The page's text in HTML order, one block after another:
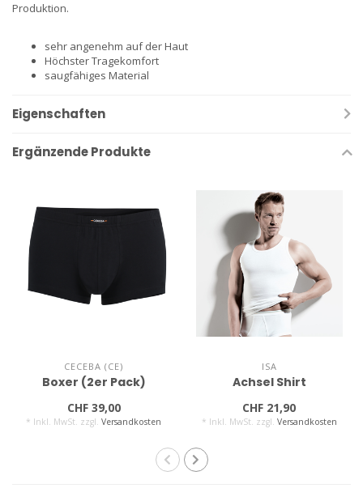
Produktion.
sehr angenehm auf der Haut
Höchster Tragekomfort
saugfähiges Material
Eigenschaften
Ergänzende Produkte
CECEBA (CE)
Boxer (2er Pack)
CHF 39,00
* Inkl. MwSt. zzgl.Versandkosten
ISA
Achsel Shirt
CHF 21,90
* Inkl. MwSt. zzgl. Versandkosten